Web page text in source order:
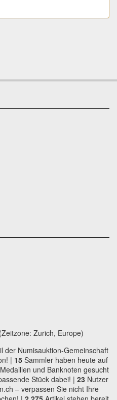
(Zeitzone: Zurich, Europe)
der Numisauktion-Gemeinschaft
| 15Sammler haben heute auf
und Banknoten gesucht
Stück dabei! | 23 Nutzer
– verpassen Sie nicht Ihre